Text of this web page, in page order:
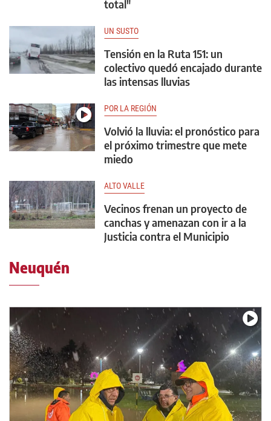
total"
UN SUSTO
Tensión en la Ruta 151: un
colectivo quedó encajado durante
las intensas lluvias
POR LA REGIÓN
Volvió la lluvia: el pronóstico para
el próximo trimestre que mete
miedo
ALTO VALLE
Vecinos frenan un proyecto de
canchas y amenazan con ir a la
Justicia contra el Municipio
Neuquén